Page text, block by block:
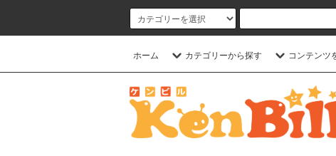
ホーム カテゴリーから探す コンテンツ